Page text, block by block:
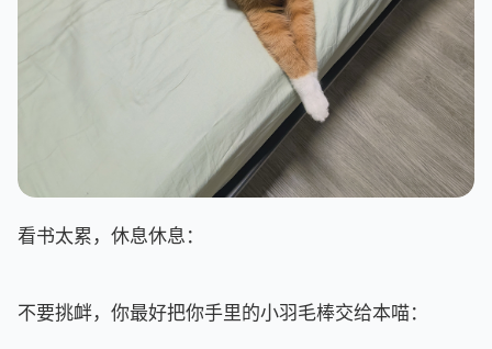
看书太累，休息休息：
不要挑衅，你最好把你手里的小羽毛棒交给本喵：